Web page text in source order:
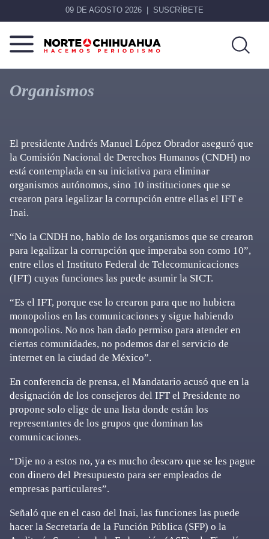
09 DE AGOSTO 2026 SUSCRÍBETE
Norte
Chihuahua
Más
que
noticias,
Organismos
El presidente Andrés Manuel López Obrador aseguró que
la Comisión Nacional de Derechos Humanos (CNDH) no
está contemplada en su iniciativa para eliminar
organismos autónomos, sino 10 instituciones que se
crearon para legalizar la corrupción entre ellas el IFT e
Inai.
“No la CNDH no, hablo de los organismos que se crearon
para legalizar la corrupción que imperaba son como 10”,
entre ellos el Instituto Federal de Telecomunicaciones
(IFT) cuyas funciones las puede asumir la SICT.
“Es el IFT, porque ese lo crearon para que no hubiera
monopolios en las comunicaciones y sigue habiendo
monopolios. No nos han dado permiso para atender en
ciertas comunidades, no podemos dar el servicio de
internet en la ciudad de México”.
En conferencia de prensa, el Mandatario acusó que en la
designación de los consejeros del IFT el Presidente no
propone solo elige de una lista donde están los
representantes de los grupos que dominan las
comunicaciones.
“Dije no a estos no, ya es mucho descaro que se les pague
con dinero del Presupuesto para ser empleados de
empresas particulares”.
Señaló que en el caso del Inai, las funciones las puede
hacer la Secretaría de la Función Pública (SFP) o la